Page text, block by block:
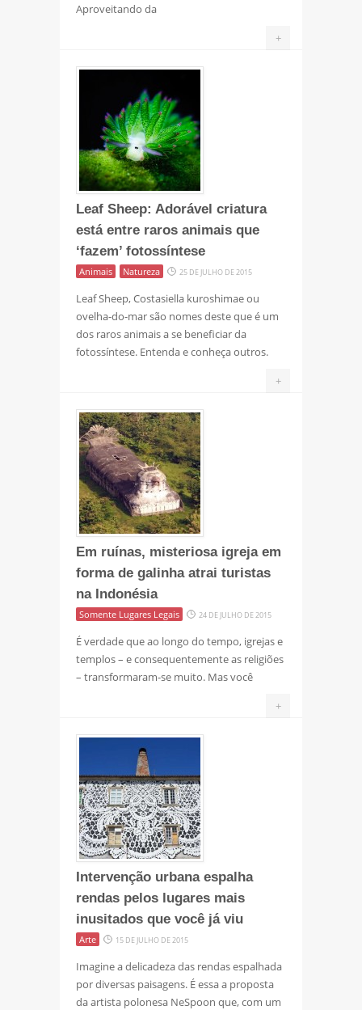
Aproveitando da
+
Leaf Sheep: Adorável criatura
está entre raros animais que
‘fazem’ fotossíntese
Animais Natureza 25 DE JULHO DE 2015
Leaf Sheep, Costasiella kuroshimae ou
ovelha-do-mar são nomes deste que é um
dos raros animais a se beneficiar da
fotossíntese. Entenda e conheça outros.
+
Em ruínas, misteriosa igreja em
forma de galinha atrai turistas
na Indonésia
Somente Lugares Legais 24 DE JULHO DE 2015
É verdade que ao longo do tempo, igrejas e
templos – e consequentemente as religiões
– transformaram-se muito. Mas você
+
Intervenção urbana espalha
rendas pelos lugares mais
inusitados que você já viu
Arte 15 DE JULHO DE 2015
Imagine a delicadeza das rendas espalhada
por diversas paisagens. É essa a proposta
da artista polonesa NeSpoon que, com um